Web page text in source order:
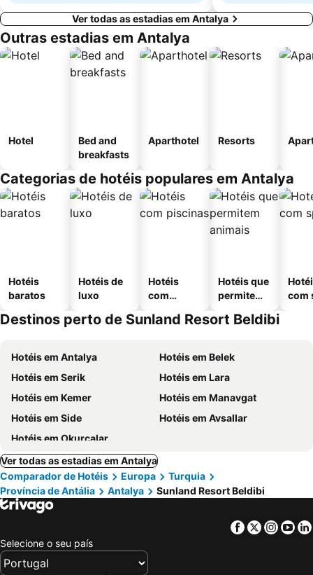
Ver todas as estadias em Antalya
Outras estadias em Antalya
Hotel
Bed and
breakfasts
Aparthotel Resorts
Categorias de hotéis populares em Antalya
Hotéis
baratos
Hotéis de
luxo
Hotéis
com
Hotéis que
permitem
com
Destinos perto de Sunland Resort Beldibi
Hotéis em Antalya
Hotéis em Belek
Hotéis em Serik
Hotéis em Lara
Hotéis em Kemer
Hotéis em Manavgat
Hotéis em Side
Hotéis em Avsallar
Hotéis em Okurcalar
Ver todas as estadias em Antalya
Comparador de Hotéis
Europa
Turquia
Província de Antália
Antalya Sunland Resort Beldibi
Facebook
Twitter
Selecione o seu país